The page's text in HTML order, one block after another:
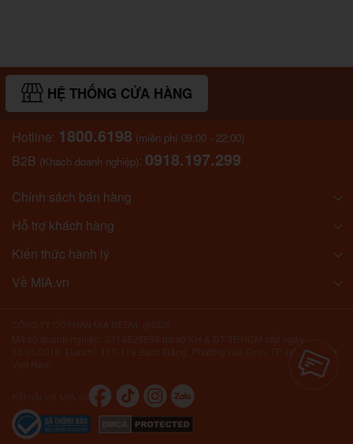
HỆ THỐNG CỬA HÀNG
Hotline: 1800.6198 (miễn phí 09:00 - 22:00)
B2B (Khách doanh nghiệp): 0918.197.299
Chính sách bán hàng
Hỗ trợ khách hàng
Kiến thức hành lý
Về MIA.vn
10/01/2018. Địa chỉ: 117-119 Bạch Đằng, Phường Gia Định, TP. Hồ Chí Minh,